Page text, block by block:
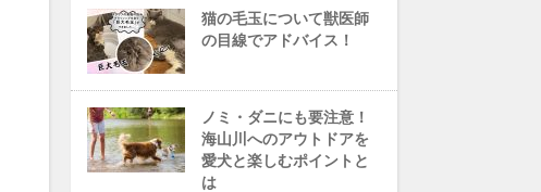
猫の毛玉について獣医師
の目線でアドバイス！
ノミ・ダニにも要注意！
海山川へのアウトドアを
愛犬と楽しむポイントと
は